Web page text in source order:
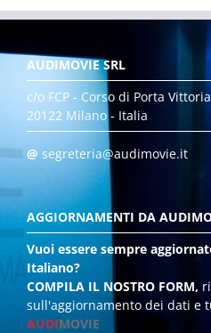
AUDIMOVIE SRL
c/o FCP - Corso di Porta
20122 Milano - Italia
@ segreteria@audimovie.it
AGGIORNAMENTI DA
Vuoi essere sempre
Italiano?
COMPILA IL NOSTRO FORM,
sull'aggiornamento dei dati e
AUDIMOVIE